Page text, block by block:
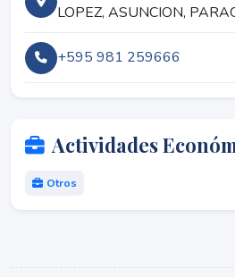
LOPEZ, ASUNCION,
+595 981 259666
Actividades
Otros